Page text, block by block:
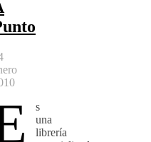
s
una
librería